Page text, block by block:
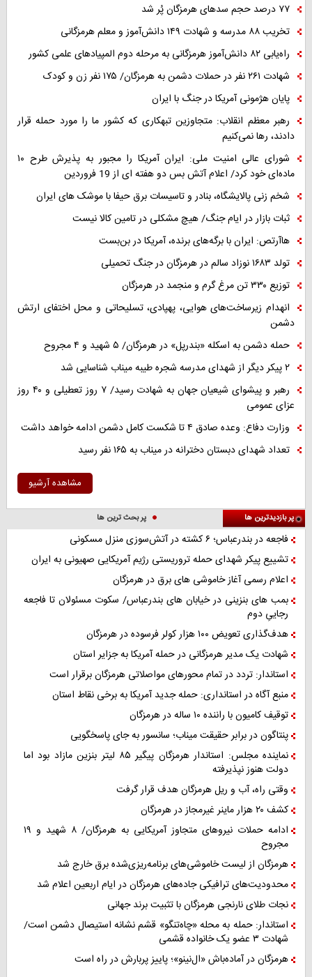
۷۷ درصد حجم سدهای هرمزگان پُر شد
تخریب ۸۸ مدرسه و شهادت ۱۴۹ دانش‌آموز و معلم هرمزگانی
راه‌یابی ۸۲ دانش‌آموز هرمزگانی به مرحله دوم المپیادهای علمی کشور
شهادت ۲۶۱ نفر در حملات دشمن به هرمزگان/ ۱۷۵ نفر زن و کودک
پایان هژمونی آمریکا در جنگ با ایران
رهبر معظم انقلاب: متجاوزین تبهکاری که کشور ما را مورد حمله قرار
دادند، رها نمی‌کنیم
شورای عالی امنیت ملی: ایران آمریکا را مجبور به پذیرش طرح ۱۰
ماده‌ای خود کرد/ اعلام آتش بس دو هفته ای از 19 فروردین
شخم زنی پالایشگاه، بنادر و تاسیسات برق حیفا با موشک های ایران
ثبات بازار در ایام جنگ/ هیچ مشکلی در تامین کالا نیست
هاآرتص: ایران با برگه‌های برنده، آمریکا در بن‌بست
تولد ۱۶۸۳ نوزاد سالم در هرمزگان در جنگ تحمیلی
توزیع ۳۳۰ تن مرغ گرم و منجمد در هرمزگان
انهدام زیرساخت‌های هوایی، پهپادی، تسلیحاتی و محل اختفای ارتش
دشمن
حمله دشمن به اسکله «بندرپل» در هرمزگان/ ۵ شهید و ۴ مجروح
۲ پیکر دیگر از شهدای مدرسه شجره طیبه میناب شناسایی شد
رهبر و پیشوای شیعیان جهان به شهادت رسید/ ۷ روز تعطیلی و ۴۰ روز
عزای عمومی
وزارت دفاع: وعده صادق ۴ تا شکست کامل دشمن ادامه خواهد داشت
تعداد شهدای دبستان دخترانه در میناب به ۱۶۵ نفر رسید
مشاهده آرشیو
پر بازدیدترین ها پر بحث ترین ها
فاجعه در بندرعباس؛ ۶ کشته در آتش‌سوزی منزل مسکونی
تشییع پیکر شهدای حمله تروریستی رژیم آمریکایی صهیونی به ایران
اعلام رسمی آغاز خاموشی های برق در هرمزگان
بمب های بنزینی در خیابان های بندرعباس/ سکوت مسئولان تا فاجعه
رجاییِ دوم
هدف‌گذاری تعویض ۱۰۰ هزار کولر فرسوده در هرمزگان
شهادت یک مدیر هرمزگانی در حمله آمریکا به جزایر استان
استاندار: تردد در تمام محورهای مواصلاتی هرمزگان برقرار است
منبع آگاه در استانداری: حمله جدید آمریکا به برخی نقاط استان
توقیف کامیون با راننده ۱۰ ساله در هرمزگان
پنتاگون در برابر حقیقت میناب؛ سانسور به جای پاسخگویی
نماینده مجلس: استاندار هرمزگان پیگیر ۸۵ لیتر بنزین مازاد بود اما
دولت هنوز نپذیرفته
وقتی راه، آب و ریل هرمزگان هدف قرار گرفت
کشف ۲۰ هزار ماینر غیرمجاز در هرمزگان
ادامه حملات نیروهای متجاوز آمریکایی به هرمزگان/ ۸ شهید و ۱۹
مجروح
هرمزگان از لیست خاموشی‌های برنامه‌ریزی‌شده برق خارج شد
محدودیت‌های ترافیکی جاده‌های هرمزگان در ایام اربعین اعلام شد
نجات طلای نارنجی هرمزگان با تثبیت برند جهانی
استاندار: حمله به محله «چاه‌تنگو» قشم نشانه استیصال دشمن است/
شهادت ۳ عضو یک خانواده قشمی
هرمزگان در آماده‌باش «ال‌نینو»؛ پاییز پربارش در راه است